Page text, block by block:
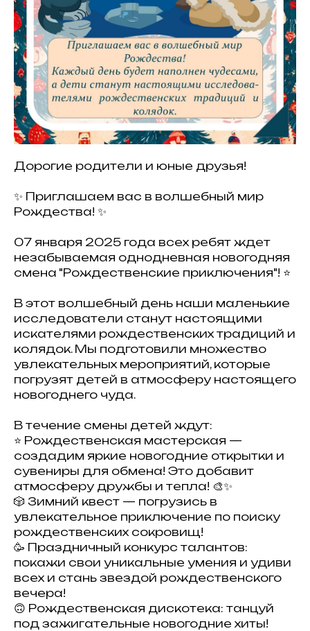
Дорогие родители и юные друзья!
✨ Приглашаем вас в волшебный мир
Рождества! ✨
07 января 2025 года всех ребят ждет
незабываемая однодневная новогодняя
смена "Рождественские приключения"! ⭐️
В этот волшебный день наши маленькие
исследователи станут настоящими
искателями рождественских традиций и
колядок. Мы подготовили множество
увлекательных мероприятий, которые
погрузят детей в атмосферу настоящего
новогоднего чуда.
В течение смены детей ждут:
⭐️ Рождественская мастерская —
создадим яркие новогодние открытки и
сувениры для обмена! Это добавит
атмосферу дружбы и тепла! 🎨✨
🎲 Зимний квест — погрузись в
увлекательное приключение по поиску
рождественских сокровищ!
🥳 Праздничный конкурс талантов:
покажи свои уникальные умения и удиви
всех и стань звездой рождественского
вечера!
🙃 Рождественская дискотека: танцуй
под зажигательные новогодние хиты!